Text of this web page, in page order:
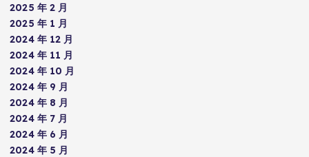
2025 年 2 月
2025 年 1 月
2024 年 12 月
2024 年 11 月
2024 年 10 月
2024 年 9 月
2024 年 8 月
2024 年 7 月
2024 年 6 月
2024 年 5 月